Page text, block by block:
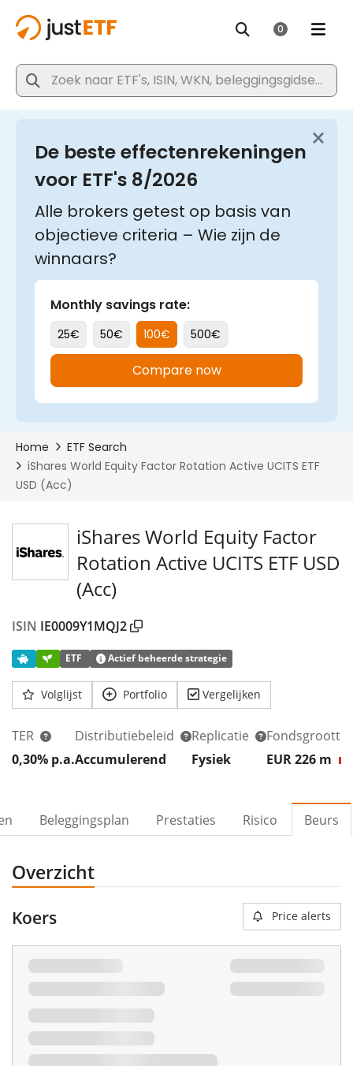
iShares World Equity Factor
Rotation Active UCITS ETF USD
(Acc)
ISIN IE0009Y1MQJ2
ETF Actief beheerde strategie
Volglijst Portfolio Vergelijken
TER
0,30% p.a.
Distributiebeleid
Accumulerend
Replicatie
Fysiek
Fondsgrootte
EUR 226 m
Beleggingsplan Prestaties Risico Beurs
Overzicht
Koers Price alerts